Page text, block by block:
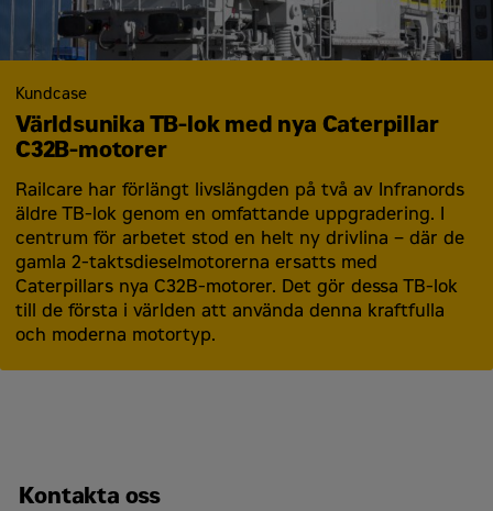
Kundcase
Världsunika TB-lok med nya Caterpillar
C32B-motorer
Railcare har förlängt livslängden på två av Infranords
äldre TB-lok genom en omfattande uppgradering. I
centrum för arbetet stod en helt ny drivlina – där de
gamla 2-taktsdieselmotorerna ersatts med
Caterpillars nya C32B-motorer. Det gör dessa TB-lok
till de första i världen att använda denna kraftfulla
och moderna motortyp.
Kontakta oss